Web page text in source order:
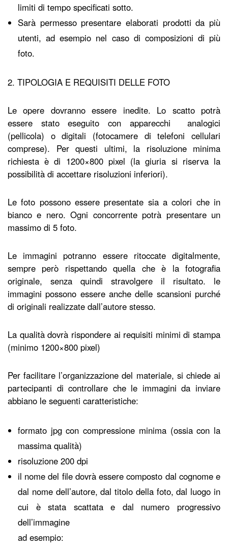
limiti di tempo specificati sotto.
Sarà permesso presentare elaborati prodotti da più
utenti, ad esempio nel caso di composizioni di più
foto.
2. TIPOLOGIA E REQUISITI DELLE FOTO
Le opere dovranno essere inedite. Lo scatto potrà
essere stato eseguito con apparecchi analogici
(pellicola) o digitali (fotocamere di telefoni cellulari
comprese). Per questi ultimi, la risoluzione minima
richiesta è di 1200×800 pixel (la giuria si riserva la
possibilità di accettare risoluzioni inferiori).
Le foto possono essere presentate sia a colori che in
bianco e nero. Ogni concorrente potrà presentare un
massimo di 5 foto.
Le immagini potranno essere ritoccate digitalmente,
sempre però rispettando quella che è la fotografia
originale, senza quindi stravolgere il risultato. le
immagini possono essere anche delle scansioni purché
di originali realizzate dall’autore stesso.
La qualità dovrà rispondere ai requisiti minimi di stampa
(minimo 1200×800 pixel)
Per facilitare l’organizzazione del materiale, si chiede ai
partecipanti di controllare che le immagini da inviare
abbiano le seguenti caratteristiche:
formato jpg con compressione minima (ossia con la
massima qualità)
risoluzione 200 dpi
il nome del file dovrà essere composto dal cognome e
dal nome dell’autore, dal titolo della foto, dal luogo in
cui è stata scattata e dal numero progressivo
dell’immagine
ad esempio: